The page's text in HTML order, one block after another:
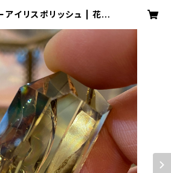
アイリスポリッシュ | 花水